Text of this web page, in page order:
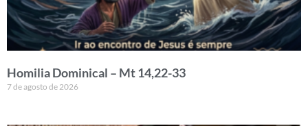
Homilia Dominical – Mt 14,22-33
7 de agosto de 2026